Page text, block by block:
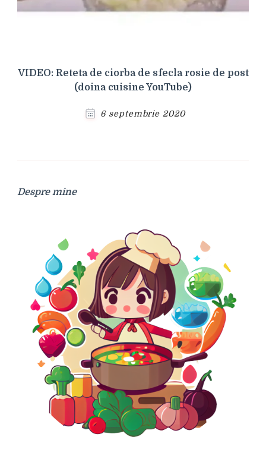
VIDEO: Reteta de ciorba de sfecla rosie de post
(doina cuisine YouTube)
6 septembrie 2020
Despre mine